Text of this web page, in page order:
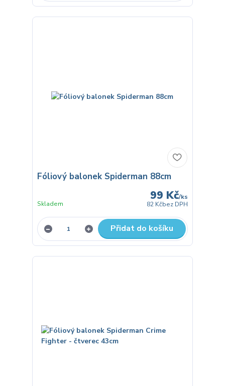
Fóliový balonek Spiderman 88cm
99 Kč/ks
82 Kčbez DPH
Skladem
Přidat do košíku